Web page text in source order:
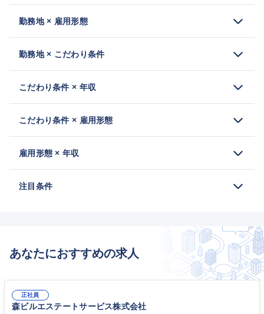
勤務地 × 雇用形態
勤務地 × こだわり条件
こだわり条件 × 年収
こだわり条件 × 雇用形態
雇用形態 × 年収
注目条件
あなたにおすすめの求人
正社員
森ビルエステートサービス株式会社